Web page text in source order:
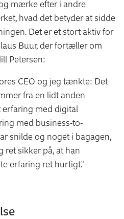
mærke efter i andre
hvad det betyder at sidde
Det er et stort aktiv for
Buur, der fortæller om
Petersen:
CEO og jeg tænkte: Det
fra en lidt anden
med digital
med business-to-
snilde og noget i bagagen,
ret sikker på, at han
erfaring ret hurtigt."